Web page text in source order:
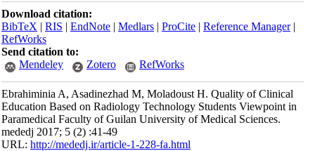
Download citation:
BibTeX|RIS|EndNote|Medlars|ProCite|Reference Manager
RefWorks
Send citation to:
Mendeley
Zotero RefWorks
Ebrahiminia A, Asadinezhad M, Moladoust H. Quality of Clinical
Education Based on Radiology Technology Students Viewpoint in
Paramedical Faculty of Guilan University of Medical Sciences.
mededj 2017; 5 (2) :41-49
URL:http://mededj.ir/article-1-228-fa.html